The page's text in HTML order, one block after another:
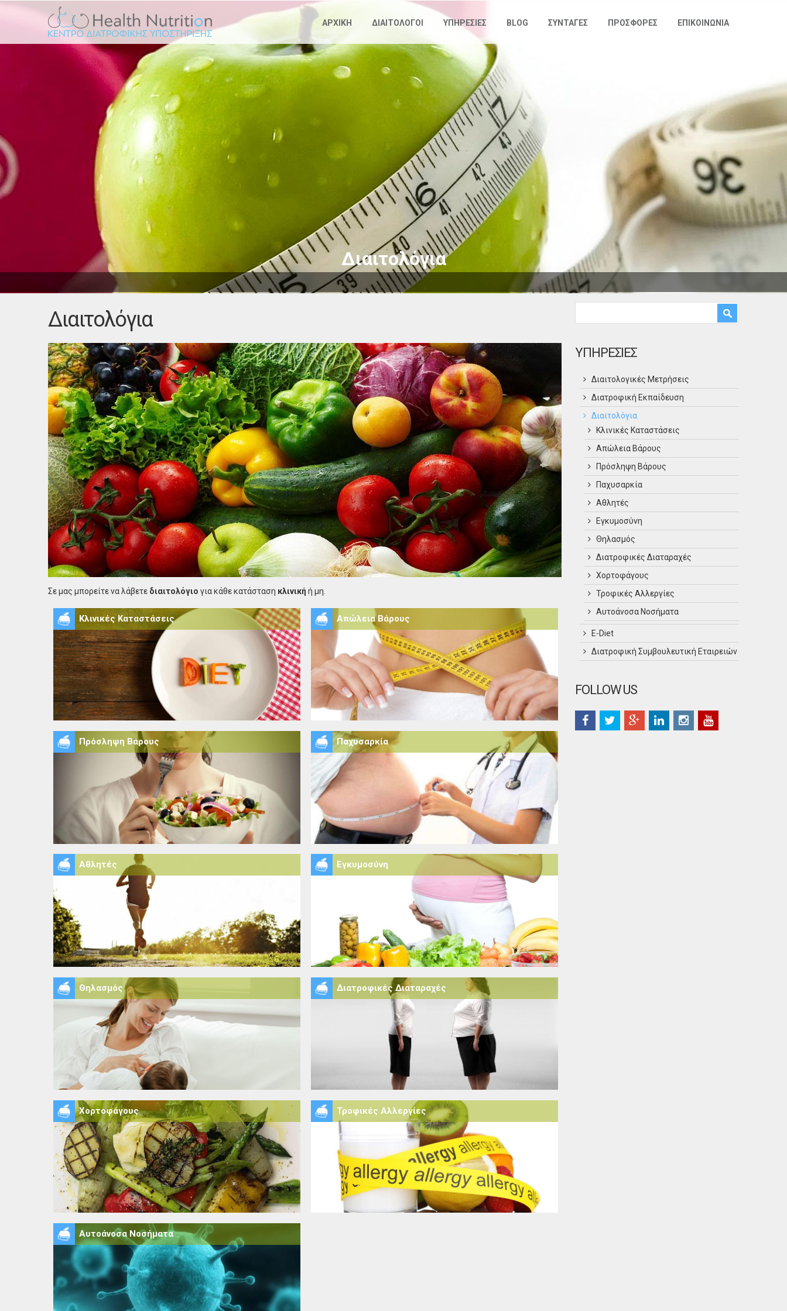
κυρίως
ΑΡΧΙΚΗ ΔΙΑΙΤΟΛΟΓΟΙ ΥΠΗΡΕΣΙΕΣ BLOG ΣΥΝΤΑΓΕΣ ΠΡΟΣΦΟΡΕΣ ΕΠΙΚΟΙΝΩΝΙΑ
Διαιτολόγια
Διαιτολόγια
Σε μας μπορείτε να λάβετε διαιτολόγιο για κάθε κατάσταση κλινική ή μη.
Κλινικές Καταστάσεις Απώλεια Βάρους
Πρόσληψη Βάρους Παχυσαρκία
Αθλητές Εγκυμοσύνη
Θηλασμός Διατροφικές Διαταραχές
Χορτοφάγους Τροφικές Αλλεργίες
Αυτοάνοσα Νοσήματα
ΥΠΗΡΕΣΙΕΣ
Διαιτολογικές Μετρήσεις
Διατροφική Εκπαίδευση
Διαιτολόγια
Κλινικές Καταστάσεις
Απώλεια Βάρους
Πρόσληψη Βάρους
Παχυσαρκία
Αθλητές
Εγκυμοσύνη
Θηλασμός
Διατροφικές Διαταραχές
Χορτοφάγους
Τροφικές Αλλεργίες
Αυτοάνοσα Νοσήματα
Ε-Diet
Διατροφική Συμβουλευτική Εταιρειών
FOLLOW US